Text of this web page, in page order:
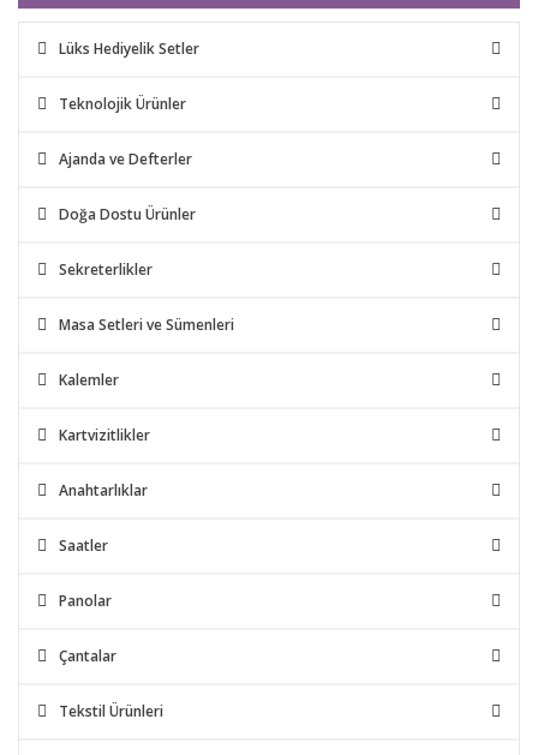
Lüks Hediyelik Setler
Teknolojik Ürünler
Ajanda ve Defterler
Doğa Dostu Ürünler
Sekreterlikler
Masa Setleri ve Sümenleri
Kalemler
Kartvizitlikler
Anahtarlıklar
Saatler
Panolar
Çantalar
Tekstil Ürünleri